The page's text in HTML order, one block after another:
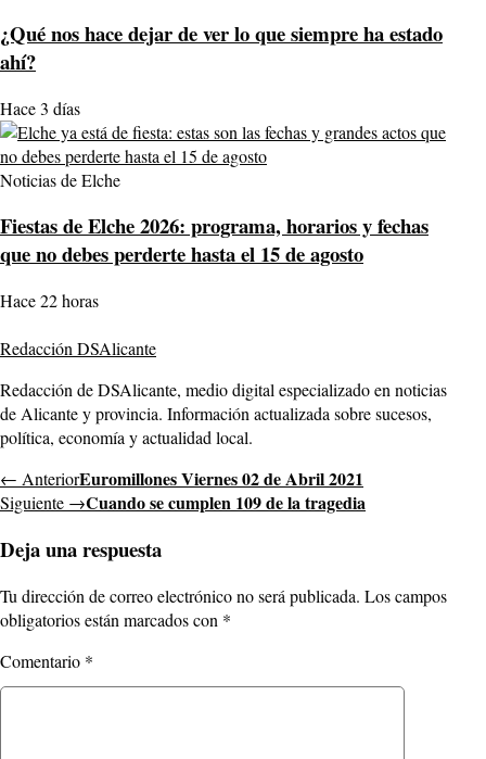
¿Qué nos hace dejar de ver lo que siempre ha estado
ahí?
Hace 3 días
Noticias de Elche
Fiestas de Elche 2026: programa, horarios y fechas
que no debes perderte hasta el 15 de agosto
Hace 22 horas
Redacción DSAlicante
Redacción de DSAlicante, medio digital especializado en noticias
de Alicante y provincia. Información actualizada sobre sucesos,
política, economía y actualidad local.
← AnteriorEuromillones Viernes 02 de Abril 2021
Siguiente →Cuando se cumplen 109 de la tragedia
Deja una respuesta
Tu dirección de correo electrónico no será publicada. Los campos
obligatorios están marcados con *
Comentario *